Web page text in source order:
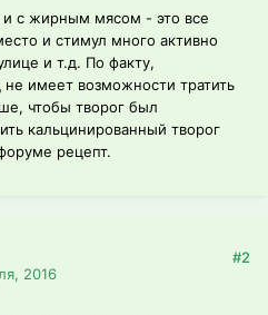
с жирным мясом - это все
и стимул много активно
и т.д. По факту,
имеет возможности тратить
чтобы творог был
кальцинированный творог
рецепт.
2016
#2